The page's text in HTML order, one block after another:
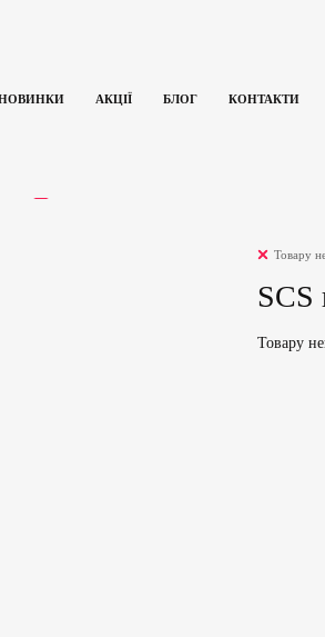
АКЦІЇ БЛОГ КОНТАКТИ
Товару
SCS
Товару